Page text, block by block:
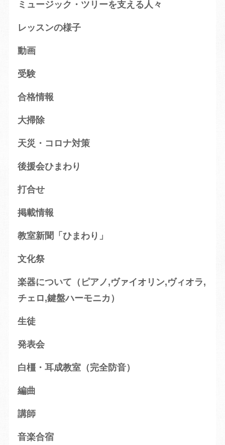
ミュージック・ツリーを支える人々
レッスンの様子
動画
受験
合格情報
大掃除
天災・コロナ対策
後援会ひまわり
打合せ
掲載情報
教室新聞「ひまわり」
文化祭
楽器について（ピアノ,ヴァイオリン,ヴィオラ,
チェロ,鍵盤ハーモニカ）
生徒
発表会
白橿・耳成教室（完全防音）
編曲
講師
音楽合宿